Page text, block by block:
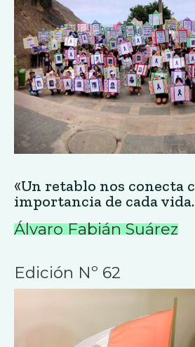
«Un retablo nos conecta
importancia de cada
Álvaro Fabián Suárez
Edición Nº 62